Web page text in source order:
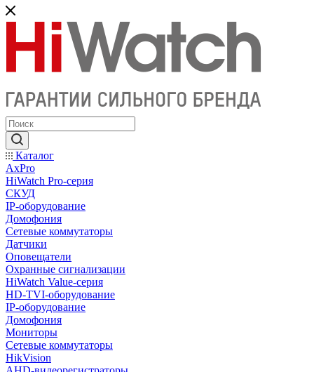
Каталог
AxPro
HiWatch Pro-серия
CКУД
IP-оборудование
Домофония
Сетевые коммутаторы
Датчики
Оповещатели
Охранные сигнализации
HiWatch Value-серия
HD-TVI-оборудование
IP-оборудование
Домофония
Мониторы
Сетевые коммутаторы
HikVision